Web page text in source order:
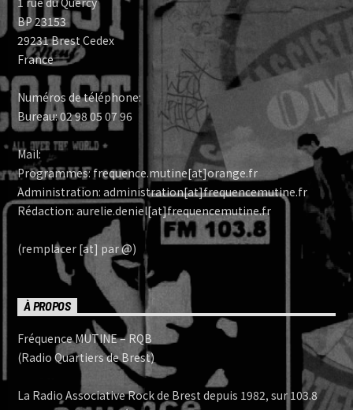
BP 23153
29231 Brest Cedex
France
Numéros de téléphone:
Bureau: 02 98 05 07 96
Mail:
Programmes: frequence.mutine[at]orange.fr
Administration: administration[at]frequencemutine.fr
Rédaction: aurelie.deniel[at]frequencemutine.fr
(remplacer [at] par @)
À PROPOS
Fréquence MUTINE – RQB
(Radio Quartiers de Brest)
La Radio Associative Rock de Brest depuis 1982, sur 103.8